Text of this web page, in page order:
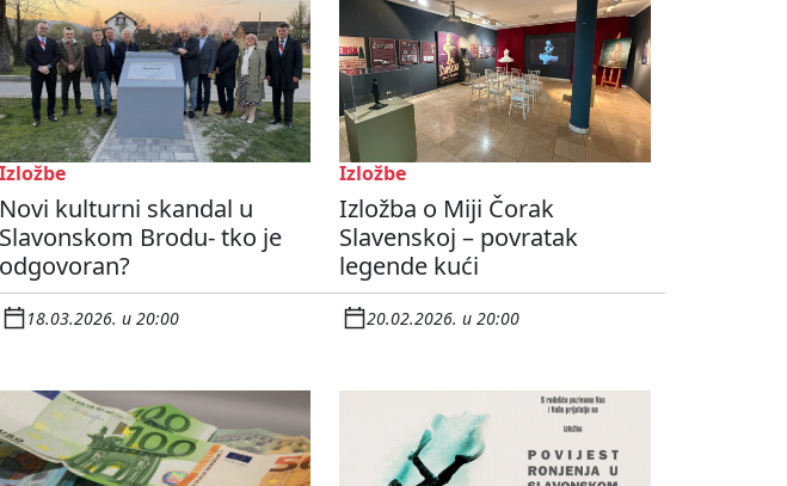
Izložbe
Novi kulturni skandal u
Slavonskom Brodu- tko je
odgovoran?
18.03.2026. u 20:00
Izložbe
Izložba o Miji Čorak
Slavenskoj – povratak
legende kući
20.02.2026. u 20:00